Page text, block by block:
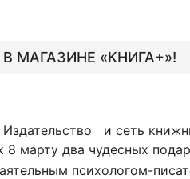
МАГАЗИНЕ «КНИГА+»!
Издательство и сеть
8 марту два чудесных
психологом-